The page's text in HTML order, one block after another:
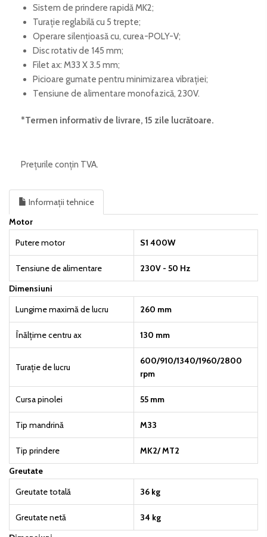
Sistem de prindere rapidă MK2;
Turație reglabilă cu 5 trepte;
Operare silențioasă cu, curea-POLY-V;
Disc rotativ de 145 mm;
Filet ax: M33 X 3.5 mm;
Picioare gumate pentru minimizarea vibrației;
Tensiune de alimentare monofazică, 230V.
*Termen informativ de livrare, 15 zile lucrătoare.
Prețurile conțin TVA.
Informații tehnice
Motor
Putere motor
S1 400W
Tensiune de alimentare
230V - 50 Hz
Dimensiuni
Lungime maximă de lucru
260 mm
Înălțime centru ax 130 mm
Turație de lucru
600/910/1340/1960/2800
rpm
Cursa pinolei 55 mm
Tip mandrină M33
Tip prindere
MK2/ MT2
Greutate
Greutate totală
36 kg
Greutate netă
34 kg